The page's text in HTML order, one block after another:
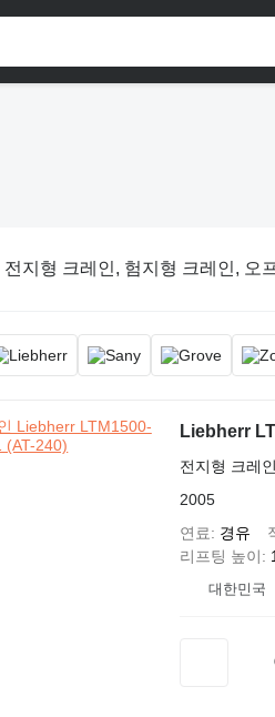
전지형 크레인, 험지형 크레인, 오
Liebherr
전지형 크레인
2005
연료
경유
리프팅 높이
대한민국